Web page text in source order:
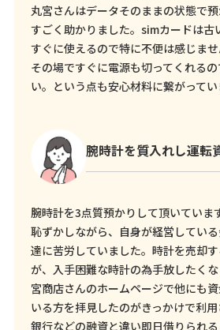
丸宮さんはデータそのままの状態で
すごく助かりました。simカードは古
すぐに使えるので特に不便は感じませ
その場ですぐに電源も切ってくれる
い。という点も安心材料に繋がってい
腕時計を質入れし運転
腕時計を3点質預かりして頂いています
恥ずかしながら、自身が経営してい
達に苦労していました。時計を売却
が、入手困難な時計の為手放したく
宮商店さんのホームページで他にも
いる方を拝見したのがきっかけで利用
銀行などの融資と違い即日借りられ